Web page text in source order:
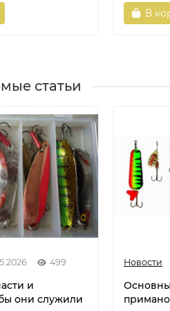
В
статьи
499
и
они служили
Новости